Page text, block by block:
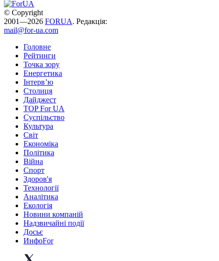
© Copyright
2001—2026 FORUA. Редакція:
mail@for-ua.com
Головне
Рейтинги
Точка зору
Енергетика
Інтерв’ю
Столиця
Дайджест
TOP For UA
Суспiльство
Культура
Світ
Економіка
Політика
Війна
Спорт
Здоров'я
Технології
Аналітика
Екологія
Новини компаній
Надзвичайні події
Досьє
ИнфоFor